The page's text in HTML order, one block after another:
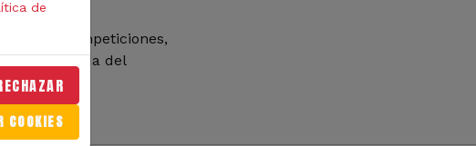
competiciones,
pierdas nada del
de
COOKIES